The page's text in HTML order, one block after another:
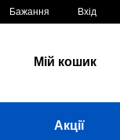
Бажання Вхід
Мій кошик
Акції